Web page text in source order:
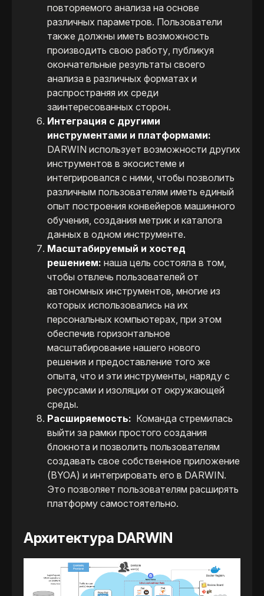
повторяемого анализа на основе
различных параметров. Пользователи
также должны иметь возможность
производить свою работу, публикуя
окончательные результаты своего
анализа в различных форматах и ​​
распространяя их среди
заинтересованных сторон.
Интеграция с другими
инструментами и платформами:
DARWIN использует возможности других
инструментов в экосистеме и
интегрировался с ними, чтобы позволить
различным пользователям иметь единый
опыт построения конвейеров машинного
обучения, создания метрик и каталога
данных в одном инструменте.
Масштабируемый и хостед
решением: наша цель состояла в том,
чтобы отвлечь пользователей от
автономных инструментов, многие из
которых использовались на их
персональных компьютерах, при этом
обеспечив горизонтальное
масштабирование нашего нового
решения и предоставление того же
опыта, что и эти инструменты, наряду с
ресурсами и изоляции от окружающей
среды.
Расширяемость: Команда стремилась
выйти за рамки простого создания
блокнота и позволить пользователям
создавать свое собственное приложение
(BYOA) и интегрировать его в DARWIN.
Это позволяет пользователям расширять
платформу самостоятельно.
Архитектура DARWIN